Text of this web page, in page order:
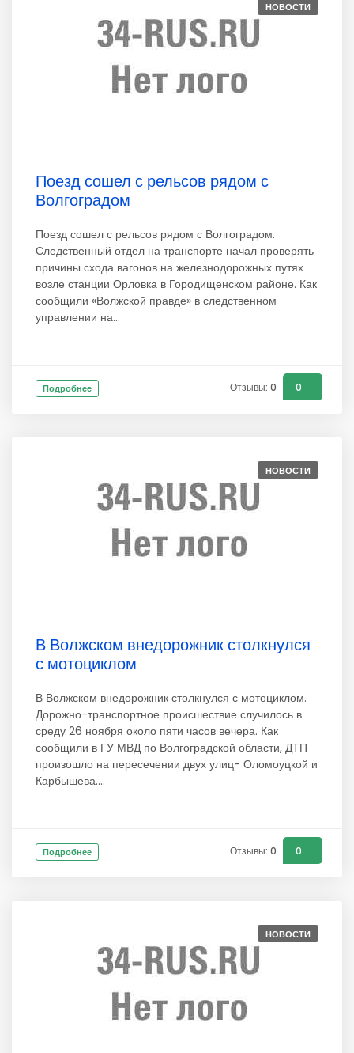
НОВОСТИ
Поезд сошел с рельсов рядом с
Волгоградом
Поезд сошел с рельсов рядом с Волгоградом.
Следственный отдел на транспорте начал проверять
причины схода вагонов на железнодорожных путях
возле станции Орловка в Городищенском районе. Как
сообщили «Волжской правде» в следственном
управлении на...
Подробнее Отзывы: 0 0
НОВОСТИ
В Волжском внедорожник столкнулся
с мотоциклом
В Волжском внедорожник столкнулся с мотоциклом.
Дорожно-транспортное происшествие случилось в
среду 26 ноября около пяти часов вечера. Как
сообщили в ГУ МВД по Волгоградской области, ДТП
произошло на пересечении двух улиц- Оломоуцкой и
Карбышева....
Подробнее Отзывы: 0 0
НОВОСТИ